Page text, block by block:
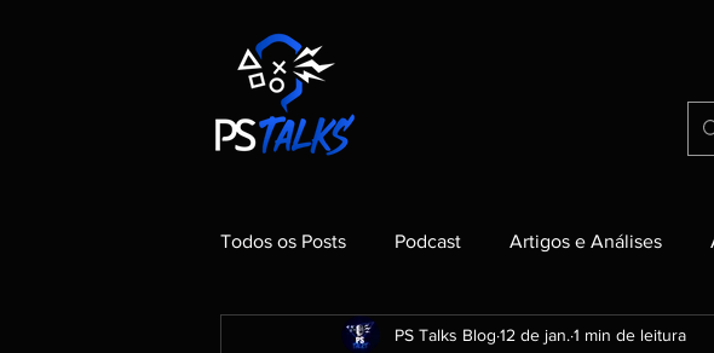
Todos os Posts Podcast Artigos e Análises
PS Talks Blog 12 de jan. 1 min de leitura